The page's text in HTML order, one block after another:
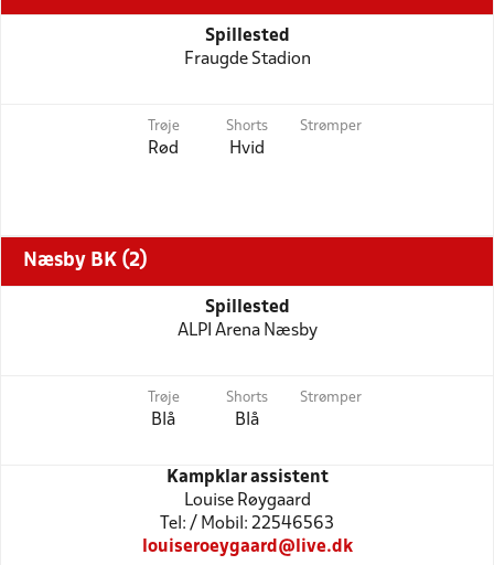
Spillested
Fraugde Stadion
Trøje
Rød
Shorts
Hvid
Strømper
Næsby BK (2)
Spillested
ALPI Arena Næsby
Trøje
Blå
Shorts
Blå
Strømper
Kampklar assistent
Louise Røygaard
Tel: / Mobil: 22546563
louiseroeygaard@live.dk